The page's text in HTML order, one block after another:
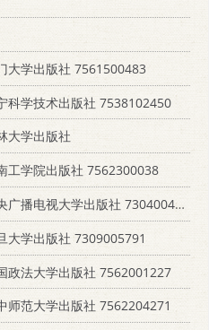
大学出版社 7561500483
科学技术出版社 7538102450
大学出版社
工学院出版社 7562300038
播电视大学出版社 7304004827
大学出版社 7309005791
政法大学出版社 7562001227
师范大学出版社 7562204271